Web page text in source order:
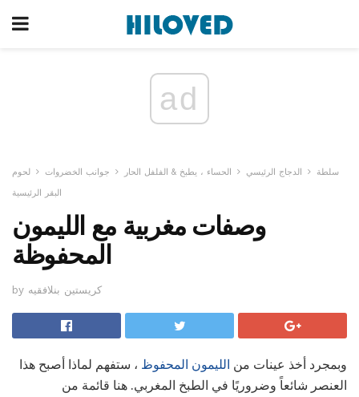
ad
سلطة الدجاج الرئيسي الحساء ، يطبخ & الفلفل الحار جوانب الخضروات
لحوم
البقر الرئيسية
وصفات مغربية مع الليمون
المحفوظة
by كريستين بنلافقيه
وبمجرد أخذ عينات من الليمون المحفوظ ، ستفهم لماذا أصبح هذا
العنصر شائعاً وضروريًا في الطبخ المغربي. هنا قائمة من